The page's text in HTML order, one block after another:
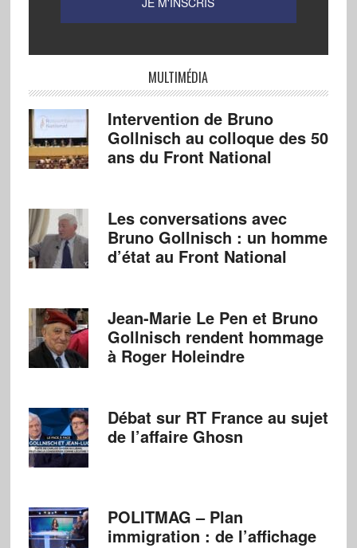
MULTIMÉDIA
Intervention de Bruno
Gollnisch au colloque des 50
ans du Front National
Les conversations avec
Bruno Gollnisch : un homme
d’état au Front National
Jean-Marie Le Pen et Bruno
Gollnisch rendent hommage
à Roger Holeindre
Débat sur RT France au sujet
de l’affaire Ghosn
POLITMAG – Plan
immigration : de l’affichage